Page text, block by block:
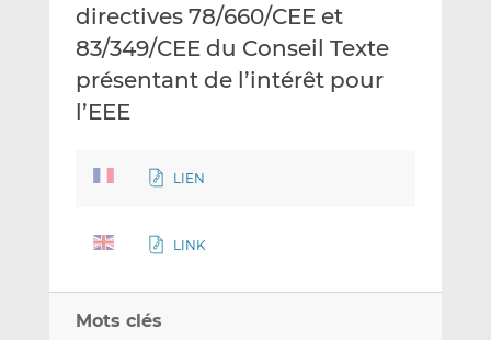
directives 78/660/CEE et
83/349/CEE du Conseil Texte
présentant de l’intérêt pour
l’EEE
LIEN
LINK
Mots clés